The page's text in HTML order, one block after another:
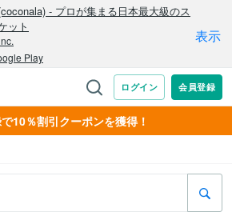
10％割引クーポンを獲得！